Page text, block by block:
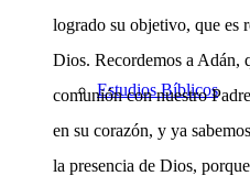
Estudios Bíblicos
logrado su objetivo, que es
Dios. Recordemos a Adán,
comunión con nuestro
en su corazón, y ya
la presencia de Dios,